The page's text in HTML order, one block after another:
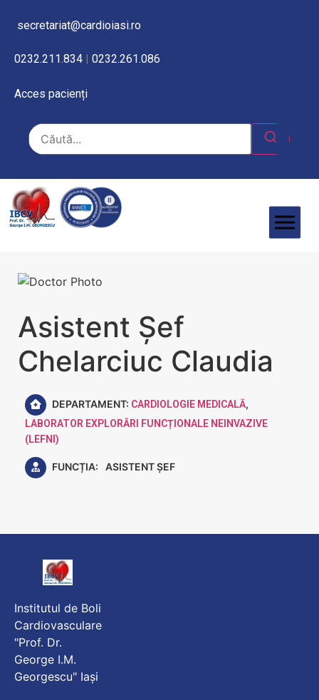
secretariat@cardioiasi.ro
0232.211.834 0232.261.086
Acces pacienți
Asistent Șef
Chelarciuc Claudia
DEPARTAMENT: CARDIOLOGIE MEDICALĂ,
LABORATOR EXPLORĂRI FUNCȚIONALE NEINVAZIVE
(LEFNI)
FUNCȚIA: ASISTENT ȘEF
Institutul de Boli
Cardiovasculare
"Prof. Dr.
George I.M.
Georgescu" Iași